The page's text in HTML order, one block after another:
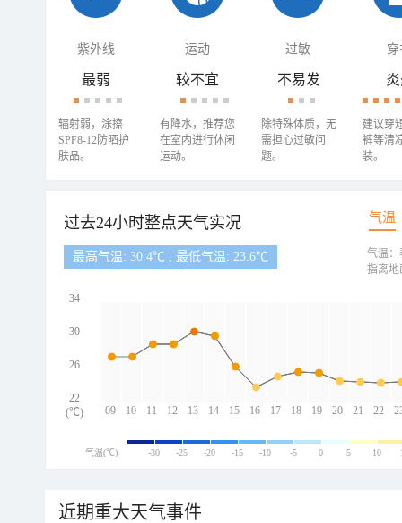
紫外线 运动 过敏 穿
最弱
辐射弱，涂擦
SPF8-12防晒护
肤品。
较不宜
有降水，推荐您
在室内进行休闲
运动。
不易发
除特殊体质，无
需担心过敏问
题。
建议穿
裤等清
装。
过去24小时整点天气实况 气温
最高气温: 30.4℃ , 最低气温: 23.6℃
09 10 11 12 13 14 15 16 17 18 19 20 21 22
34
30
26
22
(℃)
气温：
指离地
气温(℃) -30 -25 -20 -15 -10 -5 0 5 10
近期重大天气事件